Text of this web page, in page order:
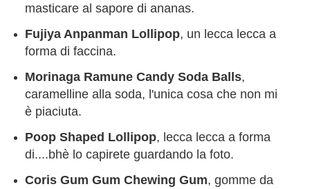
masticare al sapore di ananas.
Fujiya Anpanman Lollipop, un lecca lecca a
forma di faccina.
Morinaga Ramune Candy Soda Balls,
caramelline alla soda, l'unica cosa che non mi
è piaciuta.
Poop Shaped Lollipop, lecca lecca a forma
di....bhè lo capirete guardando la foto.
Coris Gum Gum Chewing Gum, gomme da